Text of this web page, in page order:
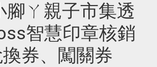
腳ㄚ親子市集透
智慧印章核銷
券、闖關券